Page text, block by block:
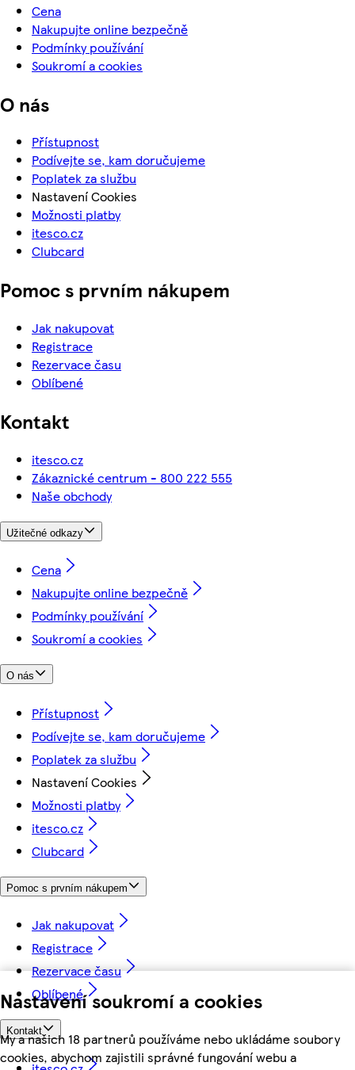
Nastavení soukromí a cookies
My a našich 18 partnerů používáme nebo ukládáme soubory
cookies, abychom zajistili správné fungování webu a
Cena
Nakupujte online bezpečně
Podmínky používání
Soukromí a cookies
O nás
Přístupnost
Podívejte se, kam doručujeme
Poplatek za službu
Nastavení Cookies
Možnosti platby
itesco.cz
Clubcard
Pomoc s prvním nákupem
Jak nakupovat
Registrace
Rezervace času
Oblíbené
Kontakt
itesco.cz
Zákaznické centrum - 800 222 555
Naše obchody
Užitečné odkazy
Cena
Nakupujte online bezpečně
Podmínky používání
Soukromí a cookies
O nás
Přístupnost
Podívejte se, kam doručujeme
Poplatek za službu
Nastavení Cookies
Možnosti platby
itesco.cz
Clubcard
Pomoc s prvním nákupem
Jak nakupovat
Registrace
Rezervace času
Oblíbené
Kontakt